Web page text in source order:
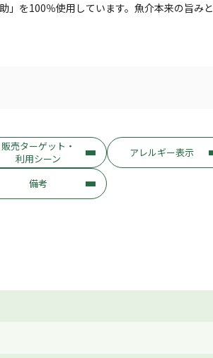
」を100％使用しています。魚介本来の旨みと
販売ターゲット・
利用シーン
アレルギー表示
備考